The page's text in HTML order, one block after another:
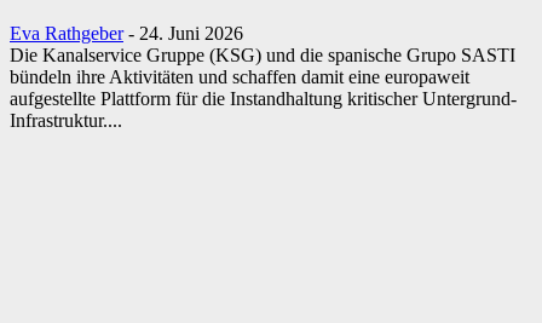
Eva Rathgeber - 24. Juni 2026
Die Kanalservice Gruppe (KSG) und die spanische Grupo SASTI
bündeln ihre Aktivitäten und schaffen damit eine europaweit
aufgestellte Plattform für die Instandhaltung kritischer Untergrund-
Infrastruktur....